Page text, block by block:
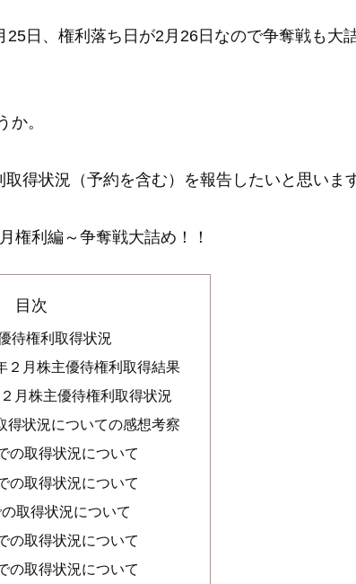
日、権利落ち日が2月26日なので争奪戦も大
か。
得状況（予約を含む）を報告したいと思います
権利編～争奪戦大詰め！！
目次
待権利取得状況
２月株主優待権利取得結果
月株主優待権利取得状況
得状況についての感想考察
の取得状況について
の取得状況について
取得状況について
の取得状況について
の取得状況について